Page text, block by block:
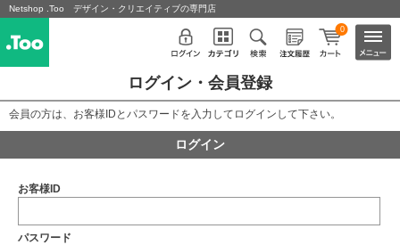
Netshop .Too デザイン・クリエイティブの専門店
0
ログイン・会員登録
会員の方は、お客様IDとパスワードを入力してログインして下さい。
ログイン
お客様ID
パスワード